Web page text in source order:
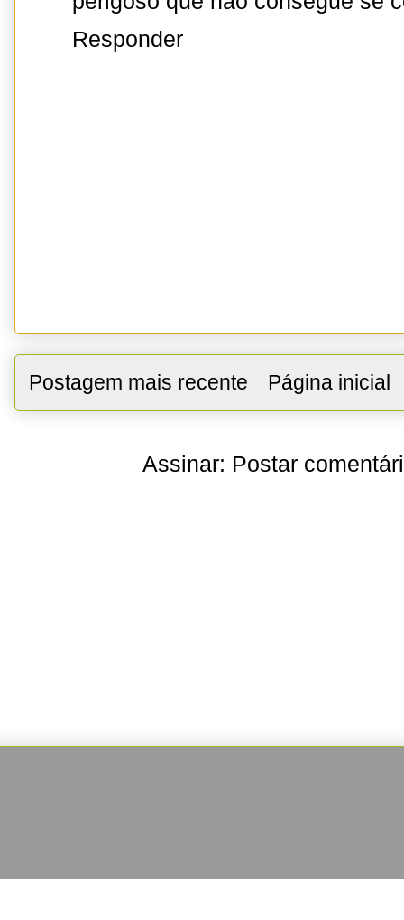
Responder
Postagem mais recente Página inicial
Assinar: Postar